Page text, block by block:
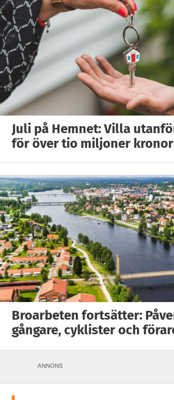
Juli på Hemnet: Villa
för över tio miljoner kronor
Broarbeten fortsätter:
gångare, cyklister och
ANNONS